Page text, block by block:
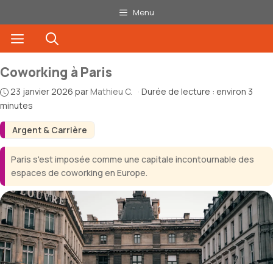
au
contenu
Menu
Menu
Argent & Carrière
Coworking à Paris
23 janvier 2026 par Mathieu C. · Durée de lecture : environ 3
minutes
Paris s'est imposée comme une capitale incontournable des
espaces de coworking en Europe.